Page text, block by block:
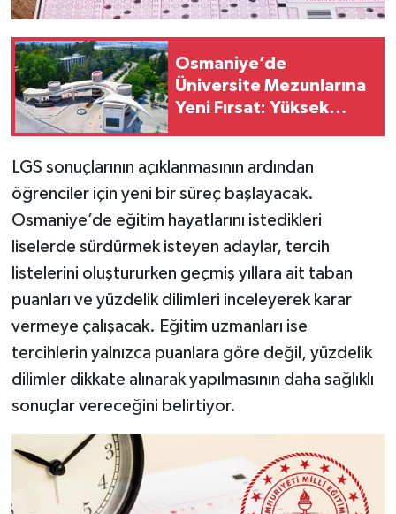
Osmaniye’de
Üniversite Mezunlarına
Yeni Fırsat: Yüksek
LGS sonuçlarının açıklanmasının ardından
öğrenciler için yeni bir süreç başlayacak.
Osmaniye’de eğitim hayatlarını istedikleri
liselerde sürdürmek isteyen adaylar, tercih
listelerini oluştururken geçmiş yıllara ait taban
puanları ve yüzdelik dilimleri inceleyerek karar
vermeye çalışacak. Eğitim uzmanları ise
tercihlerin yalnızca puanlara göre değil, yüzdelik
dilimler dikkate alınarak yapılmasının daha sağlıklı
sonuçlar vereceğini belirtiyor.